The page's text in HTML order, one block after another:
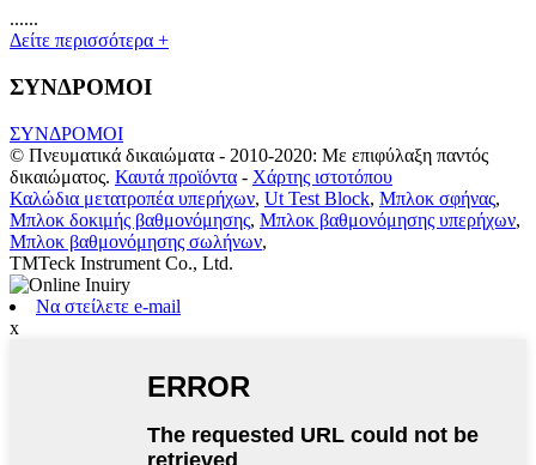
......
Δείτε περισσότερα +
ΣΥΝΔΡΟΜΟΙ
ΣΥΝΔΡΟΜΟΙ
© Πνευματικά δικαιώματα - 2010-2020: Με επιφύλαξη παντός
δικαιώματος. Καυτά προϊόντα - Χάρτης ιστοτόπου
Καλώδια μετατροπέα υπερήχων, Ut Test Block, Μπλοκ σφήνας,
Μπλοκ δοκιμής βαθμονόμησης, Μπλοκ βαθμονόμησης υπερήχων,
Μπλοκ βαθμονόμησης σωλήνων,
TMTeck Instrument Co., Ltd.
Να στείλετε e-mail
x